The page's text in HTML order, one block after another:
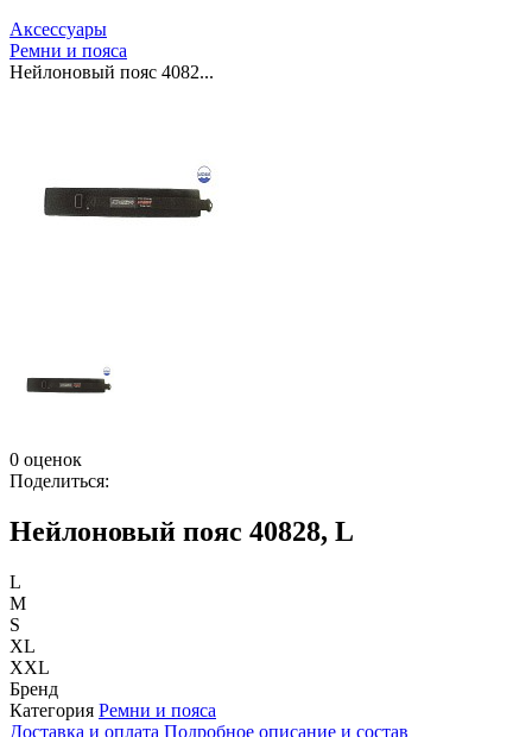
Аксессуары
Ремни и пояса
Нейлоновый пояс 4082...
0 оценок
Поделиться:
Нейлоновый пояс 40828, L
L
M
S
XL
XXL
Бренд
Категория Ремни и пояса
Доставка и оплата Подробное описание и состав